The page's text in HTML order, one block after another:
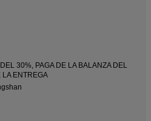
30%, PAGA DE LA BALANZA DEL
LA ENTREGA